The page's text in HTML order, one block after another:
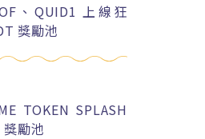
、QUID1 上線狂
獎勵池
TOKEN SPLASH
勵池